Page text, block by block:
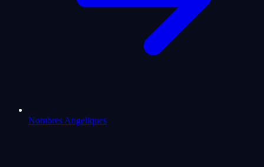
Nombres Angeliques